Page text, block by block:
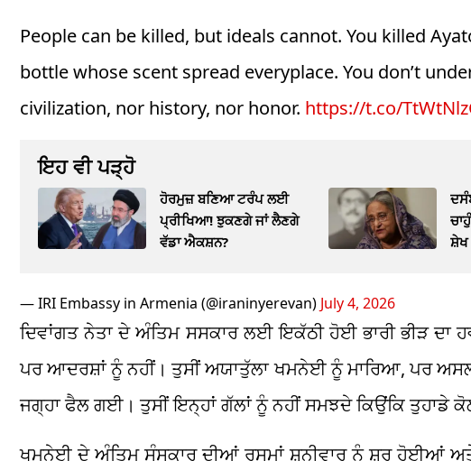
People can be killed, but ideals cannot. You killed
bottle whose scent spread everyplace. You don’t
civilization, nor history, nor honor. https://t.co/
ਇਹ ਵੀ ਪੜ੍ਹੋ
ਹੋਰਮੁਜ਼ ਬਣਿਆ ਟਰੰਪ ਲਈ
ਪ੍ਰੀਖਿਆ! ਝੁਕਣਗੇ ਜਾਂ ਲੈਣਗੇ
ਵੱਡਾ ਐਕਸ਼ਨ?
ਸ਼ੇਖ
— IRI Embassy in Armenia (@iraninyerevan) July 4, 2026
ਦਿਵਾਂਗਤ ਨੇਤਾ ਦੇ ਅੰਤਿਮ ਸਸਕਾਰ ਲਈ ਇਕੱਠੀ ਹੋਈ ਭਾਰੀ ਭੀੜ ਦਾ
ਪਰ ਆਦਰਸ਼ਾਂ ਨੂੰ ਨਹੀਂ। ਤੁਸੀਂ ਅਯਾਤੁੱਲਾ ਖਮਨੇਈ ਨੂੰ ਮਾਰਿਆ, ਪਰ
ਜਗ੍ਹਾ ਫੈਲ ਗਈ। ਤੁਸੀਂ ਇਨ੍ਹਾਂ ਗੱਲਾਂ ਨੂੰ ਨਹੀਂ ਸਮਝਦੇ ਕਿਉਂਕਿ ਤੁਹਾਡੇ
ਖਮਨੇਈ ਦੇ ਅੰਤਿਮ ਸੰਸਕਾਰ ਦੀਆਂ ਰਸਮਾਂ ਸ਼ਨੀਵਾਰ ਨੂੰ ਸ਼ੁਰੂ ਹੋਈਆਂ